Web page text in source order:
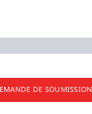
DE SOUMISSION